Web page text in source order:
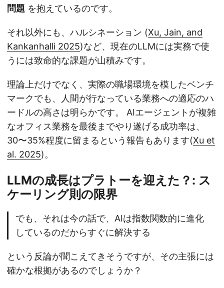
問題 を抱えているのです。
それ以外にも、ハルシネーション (Xu, Jain, and
Kankanhalli 2025)など、現在のLLMには実務で使
うには致命的な課題が山積みです。
理論上だけでなく、実際の職場環境を模したベンチ
マークでも、人間が行なっている業務への適応のハ
ードルの高さは明らかです。 AIエージェントが複雑
なオフィス業務を最後までやり遂げる成功率は、
30〜35%程度に留まるという報告もあります(Xu et
al. 2025)。
LLMの成長はプラトーを迎えた？: ス
ケーリング則の限界
でも、それは今の話で、AIは指数関数的に進化
しているのだからすぐに解決する
という反論が聞こえてきそうですが、その主張には
確かな根拠があるのでしょうか？